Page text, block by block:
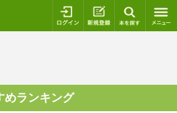
ログイン 新規登録
めランキング